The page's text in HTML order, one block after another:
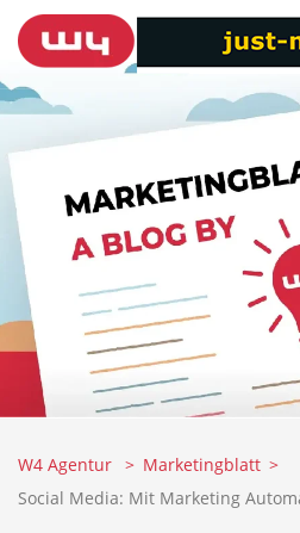
W4 Agentur
Marketingblatt
Social Media: Mit Marketing